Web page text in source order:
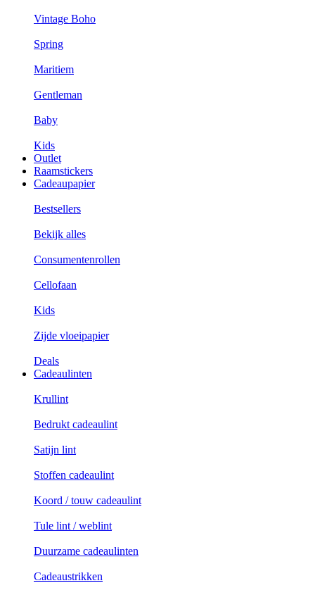
Vintage Boho
Spring
Maritiem
Gentleman
Baby
Kids
Outlet
Raamstickers
Cadeaupapier
Bestsellers
Bekijk alles
Consumentenrollen
Cellofaan
Kids
Zijde vloeipapier
Deals
Cadeaulinten
Krullint
Bedrukt cadeaulint
Satijn lint
Stoffen cadeaulint
Koord / touw cadeaulint
Tule lint / weblint
Duurzame cadeaulinten
Cadeaustrikken